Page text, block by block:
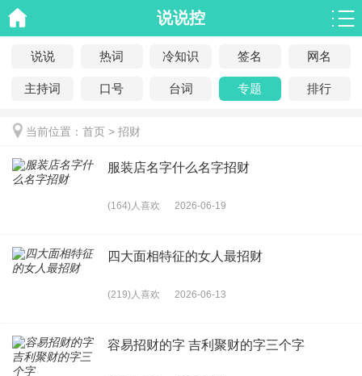
说说控
说说 热词 冷知识 签名 网名
主持词 口号 台词 专题 排行
当前位置： 首页 > 招财
服装店名字什么名字招财
(164)人喜欢 2026-06-19
四大面相特征的女人最招财
(219)人喜欢 2026-06-13
容易招财的字 吉利聚财的字三个字